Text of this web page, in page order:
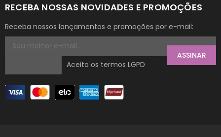
RECEBA NOSSAS NOVIDADES E PROMOÇÕES
Receba nossos lançamentos e promoções por e-mail:
ASSINAR
Aceito os termos LGPD